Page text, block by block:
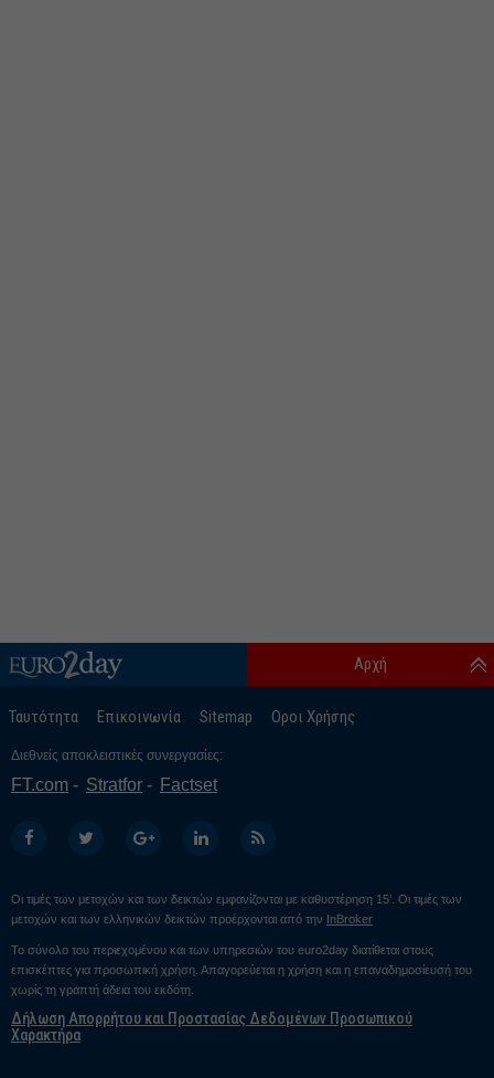
Ταυτότητα Επικοινωνία Sitemap Οροι Χρήσης
Αρχή
Διεθνείς αποκλειστικές συνεργασίες:
FT.com Stratfor Factset
Οι τιμές των μετοχών και των δεικτών εμφανίζονται με καθυστέρηση 15’. Οι τιμές των
μετοχών και των ελληνικών δεικτών προέρχονται από την InBroker
Το σύνολο του περιεχομένου και των υπηρεσιών του euro2day διατίθεται στους
επισκέπτες για προσωπική χρήση. Απαγορεύεται η χρήση και η επαναδημοσίευσή του
χωρίς τη γραπτή άδεια του εκδότη.
Δήλωση Απορρήτου και Προστασίας Δεδομένων Προσωπικού
Χαρακτήρα